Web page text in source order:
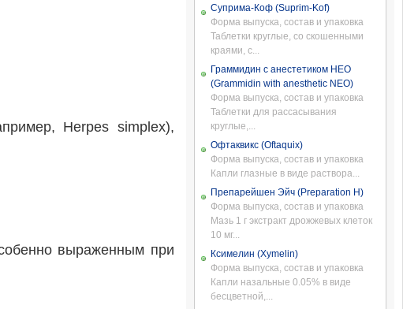
Herpes simplex),
выраженным при
Суприма-Коф (Suprim-Kof)
Форма выпуска, состав и упаковка
Таблетки круглые, со скошенными
краями, с...
Граммидин с анестетиком НЕО
(Grammidin with anesthetic NEO)
Форма выпуска, состав и упаковка
Таблетки для рассасывания
круглые,...
Офтаквикс (Oftaquix)
Форма выпуска, состав и упаковка
Капли глазные в виде раствора...
Препарейшен Эйч (Preparation H)
Форма выпуска, состав и упаковка
Мазь 1 г экстракт дрожжевых клеток
10 мг...
Ксимелин (Xymelin)
Форма выпуска, состав и упаковка
Капли назальные 0.05% в виде
бесцветной,...